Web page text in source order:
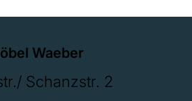
Waeber
Schanzstr. 2